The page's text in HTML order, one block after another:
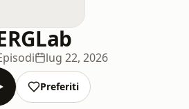
lug 22, 2026
Preferiti